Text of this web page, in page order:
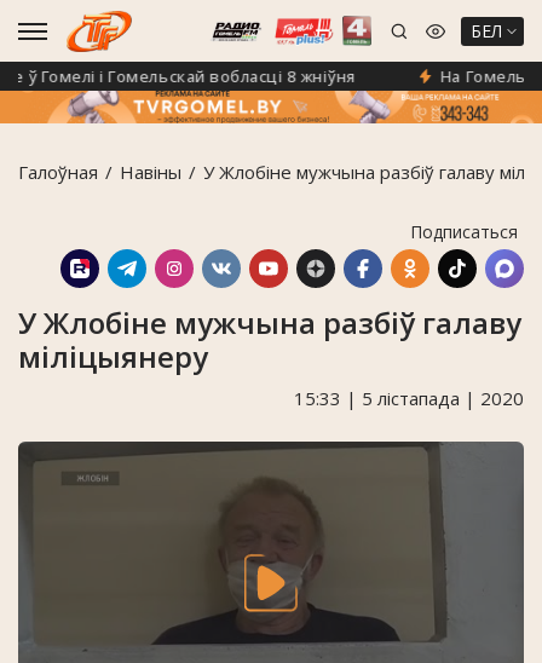
БЕЛ
Гомелі і Гомельскай вобласці 8 жніўня На
Галоўная Навiны У Жлобіне мужчына разбіў галаву
Подписаться
У Жлобіне мужчына разбіў галаву
міліцыянеру
15:33 | 5 лістапада | 2020